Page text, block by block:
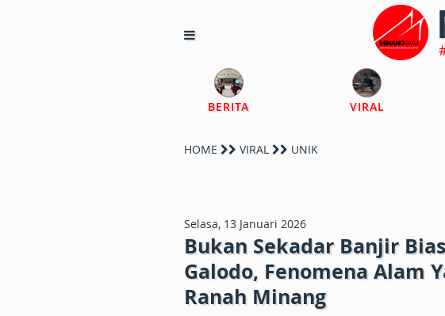
BERITA VIRAL
HOME VIRAL UNIK
Selasa, 13 Januari 2026
Bukan Sekadar Banjir
Galodo, Fenomena Alam
Ranah Minang